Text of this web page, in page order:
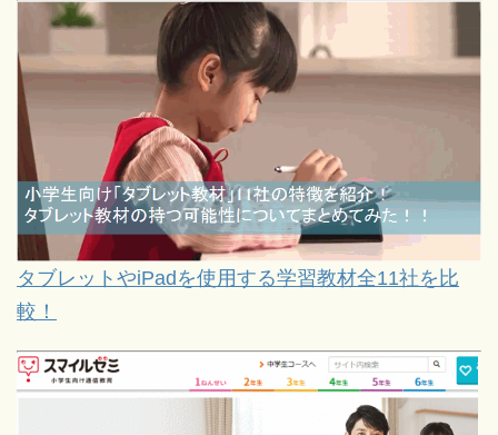
タブレットやiPadを使用する学習教材全11社を比
較！